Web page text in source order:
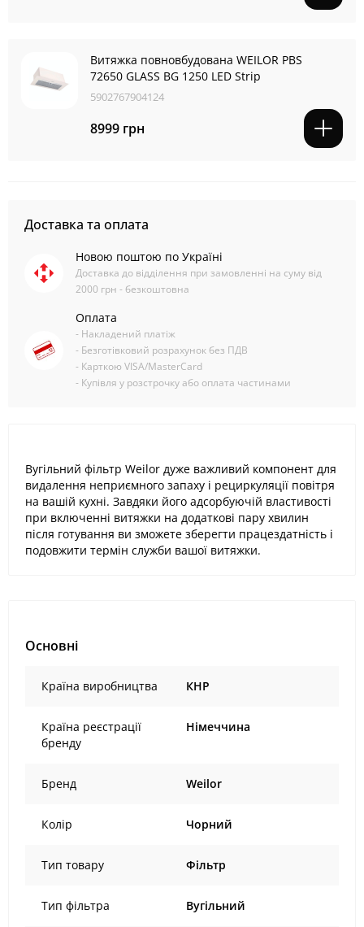
Витяжка повновбудована WEILOR PBS
72650 GLASS BG 1250 LED Strip
5902767904124
8999 грн
Доставка та оплата
Новою поштою по Україні
Доставка до відділення при замовленні на суму від
2000 грн - безкоштовна
Оплата
- Накладений платіж
- Безготівковий розрахунок без ПДВ
- Карткою VISA/MasterCard
- Купівля у розстрочку або оплата частинами
Вугільний фільтр Weilor дуже важливий компонент для
видалення неприємного запаху і рециркуляції повітря
на вашій кухні. Завдяки його адсорбуючій властивості
при включенні витяжки на додаткові пару хвилин
після готування ви зможете зберегти працездатність і
подовжити термін служби вашої витяжки.
Основні
Країна виробництва КНР
Країна реєстрації
бренду
Німеччина
Бренд Weilor
Колір Чорний
Тип товару Фільтр
Тип фільтра Вугільний